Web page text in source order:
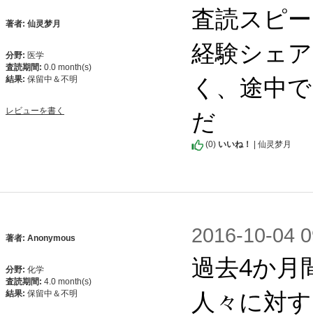
著者: 仙灵梦月
分野: 医学
査読期間: 0.0 month(s)
結果: 保留中＆不明
レビューを書く
査読スピ
経験シェ
く、途中
だ
(0) いいね！ | 仙灵梦月
著者: Anonymous
分野: 化学
査読期間: 4.0 month(s)
結果: 保留中＆不明
2016-10-04
過去4か月
人々に対